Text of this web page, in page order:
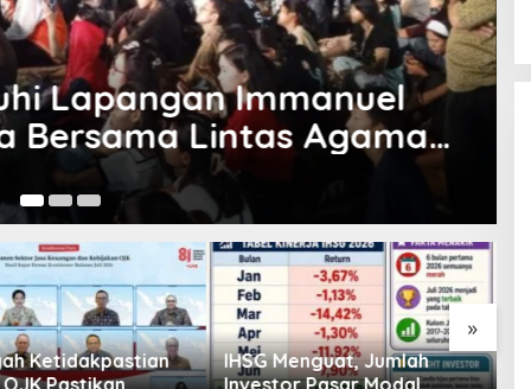
,Sigi,Sulteng
& FKUB Sulteng Gelar Doa
»
Jumlah
Pasar Modal
Pembiayaan Tumbuh
Positif, Ini Kondisi Terkini